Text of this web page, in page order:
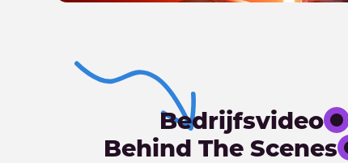
Bedrijfsvideo
Behind The Scenes